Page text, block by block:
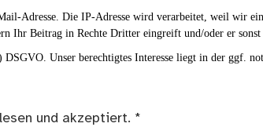
Adresse. Die IP-Adresse wird verarbeitet, weil wir ein
Ihr Beitrag in Rechte Dritter eingreift und/oder er
Unser berechtigtes Interesse liegt in der ggf.
und akzeptiert. *